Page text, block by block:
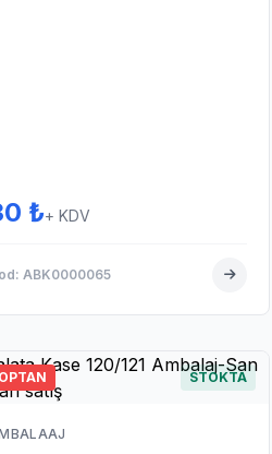
₺+ KDV
ABK0000065
STOKTA